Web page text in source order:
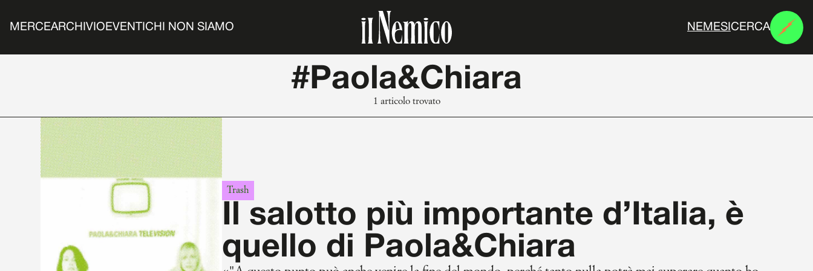
MERCEARCHIVIO EVENTI CHI NON SIAMO N E M ES CERCA
#Paola&Chiara
1 articolo trovato
Trash
Il salotto più importante d’Italia, è
quello di Paola&Chiara